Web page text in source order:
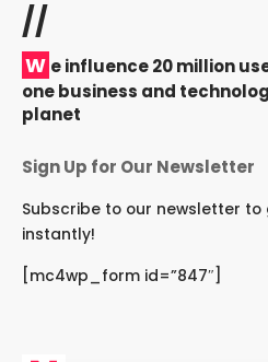
//
W e influence 20 million
one business and
planet
Sign Up for Our Newsletter
Subscribe to our newsletter
instantly!
[mc4wp_form id=”847″]